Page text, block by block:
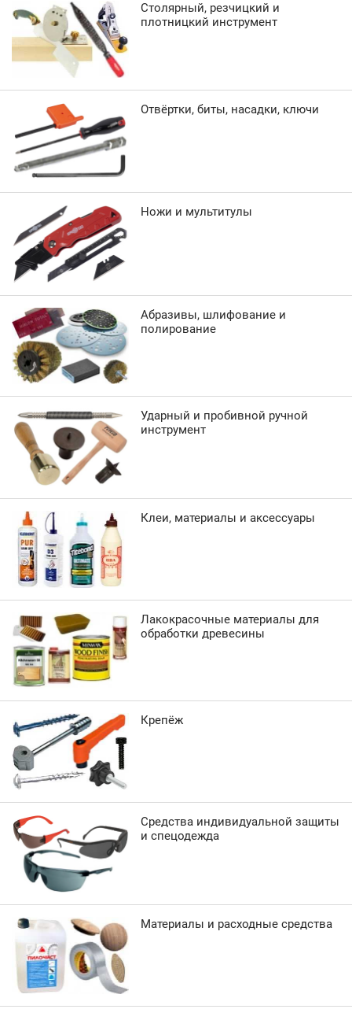
Столярный, резчицкий и
плотницкий инструмент
Отвёртки, биты, насадки, ключи
Ножи и мультитулы
Абразивы, шлифование и
полирование
Ударный и пробивной ручной
инструмент
Клеи, материалы и аксессуары
Лакокрасочные материалы для
обработки древесины
Крепёж
Средства индивидуальной защиты
и спецодежда
Материалы и расходные средства